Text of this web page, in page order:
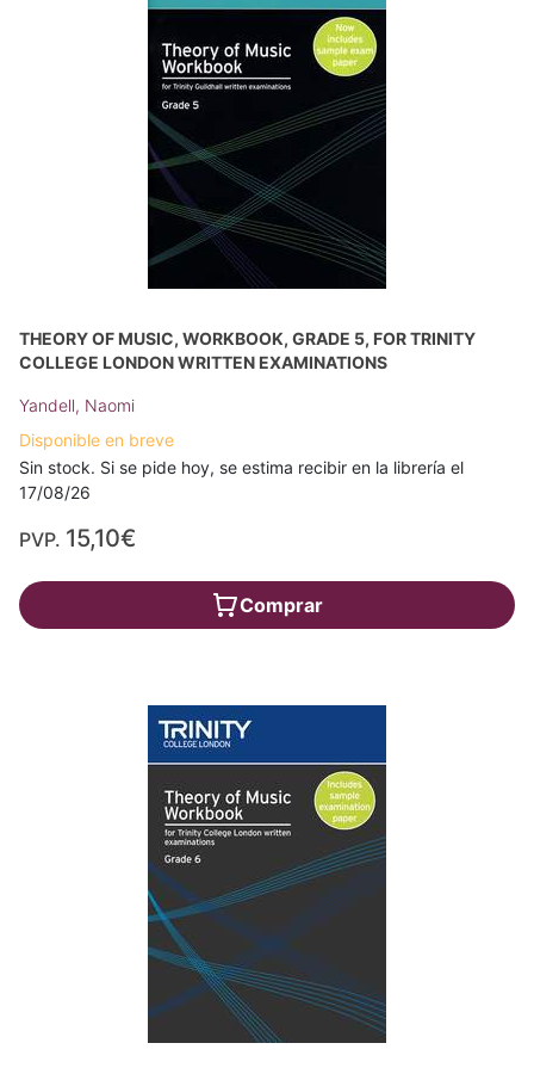
THEORY OF MUSIC, WORKBOOK, GRADE 5, FOR TRINITY
COLLEGE LONDON WRITTEN EXAMINATIONS
Yandell, Naomi
Disponible en breve
Sin stock. Si se pide hoy, se estima recibir en la librería el
17/08/26
PVP. 15,10€
Comprar